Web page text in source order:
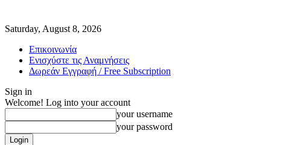
Saturday, August 8, 2026
Επικοινωνία
Ενισχύστε τις Αναμνήσεις
Δωρεάν Εγγραφή / Free Subscription
Sign in
Welcome! Log into your account
your username
your password